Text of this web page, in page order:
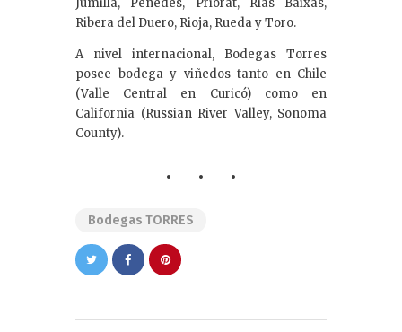
Jumilla, Penedès, Priorat, Rías Baixas,
Ribera del Duero, Rioja, Rueda y Toro.
A nivel internacional, Bodegas Torres
posee bodega y viñedos tanto en Chile
(Valle Central en Curicó) como en
California (Russian River Valley, Sonoma
County).
Bodegas TORRES